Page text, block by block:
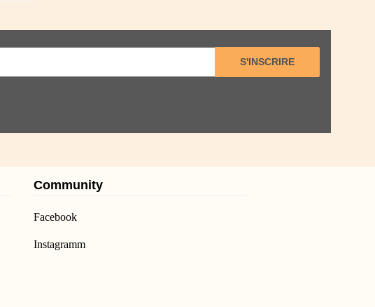
S'INSCRIRE
Community
Facebook
Instagramm